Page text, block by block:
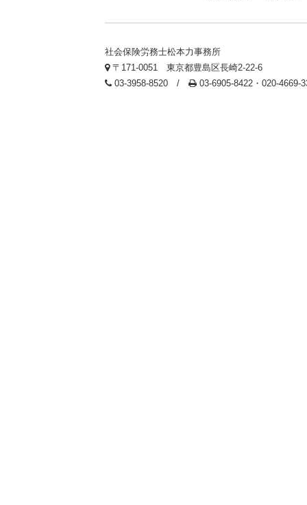
社会保険労務士松本力事務所
〒171-0051 東京都豊島区長崎2-22-6
03-3958-8520 /
03-6905-8422・020-4669-